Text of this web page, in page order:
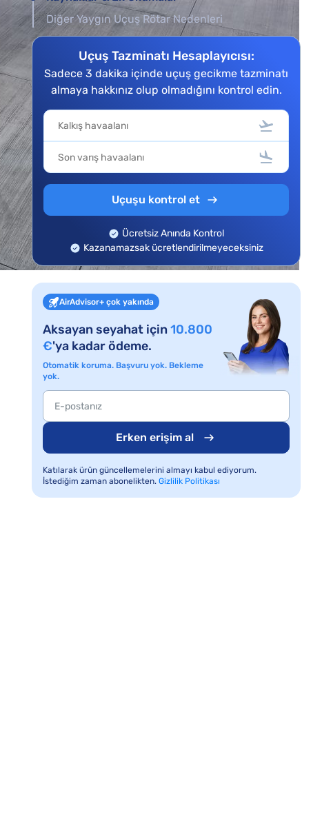
Diğer Yaygın Uçuş Rötar Nedenleri
Uçuş Tazminatı Hesaplayıcısı:
Sadece 3 dakika içinde uçuş gecikme tazminatı
almaya hakkınız olup olmadığını kontrol edin.
Uçuşu kontrol et
Ücretsiz Anında Kontrol
Kazanamazsak ücretlendirilmeyeceksiniz
AirAdvisor+ çok yakında
Aksayan seyahat için10.800
€'ya kadar ödeme.
Otomatik koruma. Başvuru yok. Bekleme
yok.
Erken erişim al
Katılarak ürün güncellemelerini almayı kabul ediyorum.
İstediğim zaman abonelikten. Gizlilik Politikası